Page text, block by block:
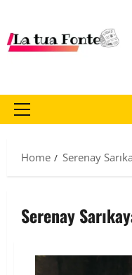
Home Serenay
Serenay